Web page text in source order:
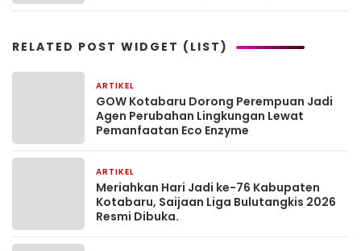
RELATED POST WIDGET (LIST)
ARTIKEL
GOW Kotabaru Dorong Perempuan Jadi
Agen Perubahan Lingkungan Lewat
Pemanfaatan Eco Enzyme
ARTIKEL
Meriahkan Hari Jadi ke-76 Kabupaten
Kotabaru, Saijaan Liga Bulutangkis 2026
Resmi Dibuka.